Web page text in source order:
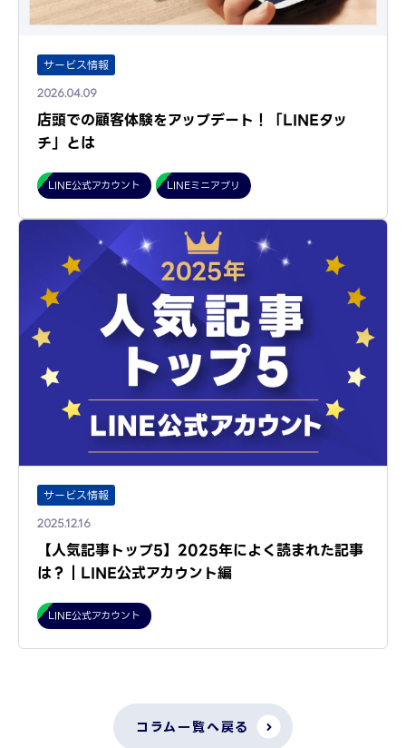
サービス情報
2026.04.09
店頭での顧客体験をアップデート！「LINEタッ
チ」とは
LINE公式アカウント LINEミニアプリ
サービス情報
2025.12.16
【人気記事トップ5】2025年によく読まれた記事
は？｜LINE公式アカウント編
LINE公式アカウント
コラム一覧へ戻る